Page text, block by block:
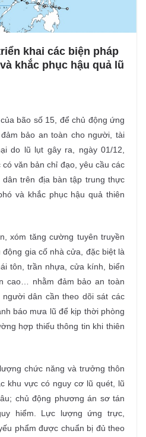
khai các biện pháp
khắc phục hậu quả lũ
bão số 15, để chủ động ứng
bảo an toàn cho người, tài
do lũ lụt gây ra, ngày 01/12,
văn bản chỉ đạo, yêu cầu các
trên địa bàn tập trung thực
và khắc phục hậu quả thiên
xóm tăng cường tuyên truyền
gia cố nhà cửa, đặc biệt là
tôn, trần nhựa, cửa kính, biển
cao… nhằm đảm bảo an toàn
dân cần theo dõi sát các
báo mưa lũ để kịp thời phòng
hợp thiếu thông tin khi thiên
chức năng và trưởng thôn
khu vực có nguy cơ lũ quét, lũ
chủ động phương án sơ tán
hiểm. Lực lượng ứng trực,
phẩm được chuẩn bị đủ theo